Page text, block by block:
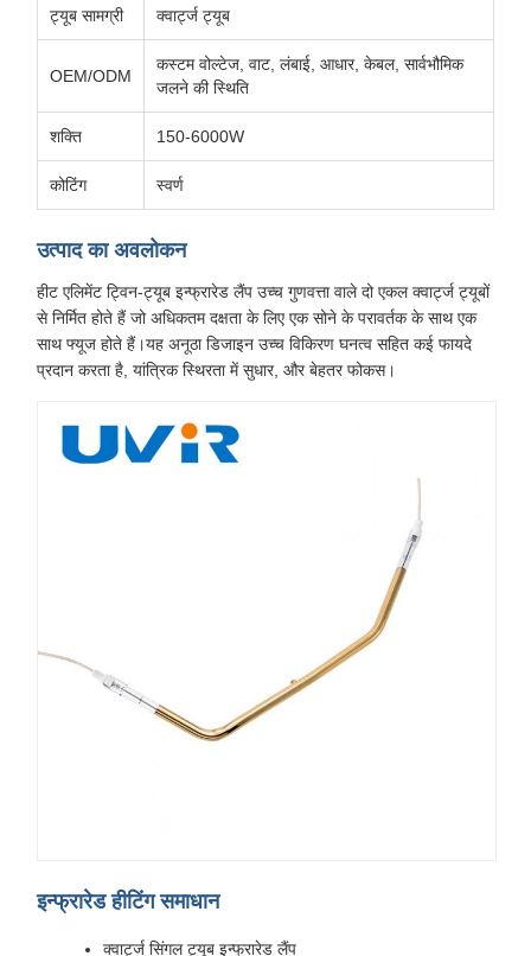
ट्यूब सामग्री क्वार्ट्ज ट्यूब
OEM/ODM
कस्टम वोल्टेज, वाट, लंबाई, आधार, केबल, सार्वभौमिक
जलने की स्थिति
शक्ति 150-6000W
कोटिंग स्वर्ण
उत्पाद का अवलोकन
हीट एलिमेंट ट्विन-ट्यूब इन्फ्रारेड लैंप उच्च गुणवत्ता वाले दो एकल क्वार्ट्ज ट्यूबों
से निर्मित होते हैं जो अधिकतम दक्षता के लिए एक सोने के परावर्तक के साथ एक
साथ फ्यूज होते हैं।यह अनूठा डिजाइन उच्च विकिरण घनत्व सहित कई फायदे
प्रदान करता है, यांत्रिक स्थिरता में सुधार, और बेहतर फोकस।
इन्फ्रारेड हीटिंग समाधान
क्वार्ट्ज सिंगल ट्यूब इन्फ्रारेड लैंप